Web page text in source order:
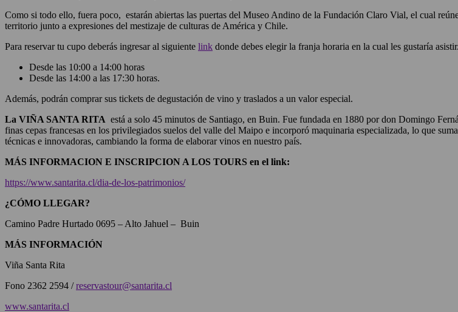
Como si todo ello, fuera poco, estarán abiertas las puertas del Museo Andino de la Fundación Claro Vial, el cual
territorio junto a expresiones del mestizaje de culturas de América y Chile.
Para reservar tu cupo deberás ingresar al siguiente link donde debes elegir la franja horaria en la cual les gustaría
Desde las 10:00 a 14:00 horas
Desde las 14:00 a las 17:30 horas.
Además, podrán comprar sus tickets de degustación de vino y traslados a un valor especial.
La VIÑA SANTA RITA está a solo 45 minutos de Santiago, en Buin. Fue fundada en 1880 por don Domingo
finas cepas francesas en los privilegiados suelos del valle del Maipo e incorporó maquinaria especializada, lo que
técnicas e innovadoras, cambiando la forma de elaborar vinos en nuestro país.
MÁS INFORMACION E INSCRIPCION A LOS TOURS en el link:
https://www.santarita.cl/dia-de-los-patrimonios/
¿CÓMO LLEGAR?
Camino Padre Hurtado 0695 – Alto Jahuel – Buin
MÁS INFORMACIÓN
Viña Santa Rita
Fono 2362 2594 /reservastour@santarita.cl
www.santarita.cl